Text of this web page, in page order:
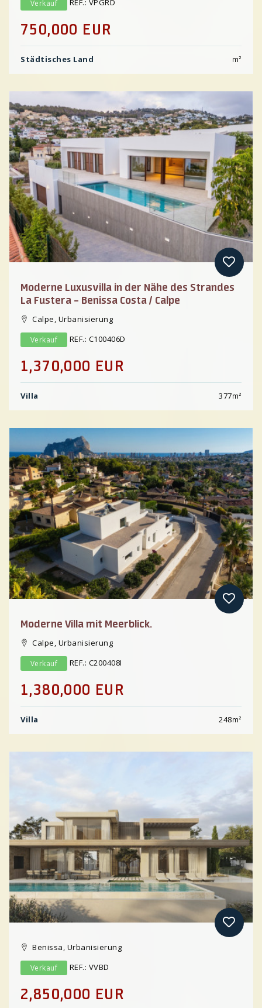
Verkauf REF.: VPGRD
750,000 EUR
Städtisches Land m²
Moderne Luxusvilla in der Nähe des Strandes
La Fustera – Benissa Costa / Calpe
Calpe, Urbanisierung
Verkauf REF.: C100406D
1,370,000 EUR
Villa 377m²
Moderne Villa mit Meerblick.
Calpe, Urbanisierung
Verkauf REF.: C200408I
1,380,000 EUR
Villa 248m²
Benissa, Urbanisierung
Verkauf REF.: VVBD
2,850,000 EUR